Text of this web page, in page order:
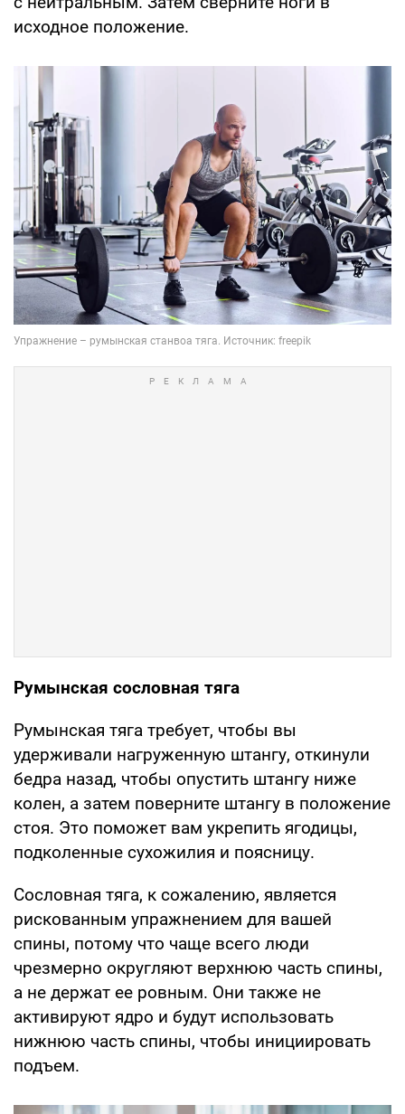
исходное положение.
Румынская сословная тяга
Румынская тяга требует, чтобы вы
удерживали нагруженную штангу, откинули
бедра назад, чтобы опустить штангу ниже
колен, а затем поверните штангу в положение
стоя. Это поможет вам укрепить ягодицы,
подколенные сухожилия и поясницу.
Сословная тяга, к сожалению, является
рискованным упражнением для вашей
спины, потому что чаще всего люди
чрезмерно округляют верхнюю часть спины,
а не держат ее ровным. Они также не
активируют ядро ​​и будут использовать
нижнюю часть спины, чтобы инициировать
подъем.